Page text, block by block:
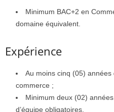
Minimum BAC+2 en
domaine équivalent.
Expérience
Au moins cinq (05) années
commerce ;
Minimum deux (02)
d’équipe obligatoires.